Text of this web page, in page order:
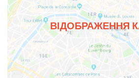
ВІДОБРАЖЕННЯ